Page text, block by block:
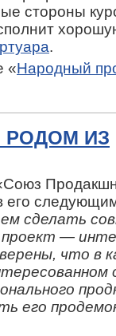
стороны
.
«Народный
РОДОМ ИЗ
его
сделать
—
что в
его